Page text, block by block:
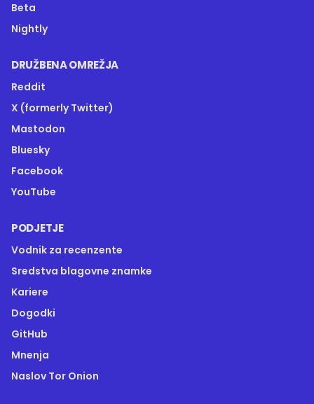
Beta
Nightly
DRUŽBENA OMREŽJA
Reddit
X (formerly Twitter)
Mastodon
Bluesky
Facebook
YouTube
PODJETJE
Vodnik za recenzente
Sredstva blagovne znamke
Kariere
Dogodki
GitHub
Mnenja
Naslov Tor Onion